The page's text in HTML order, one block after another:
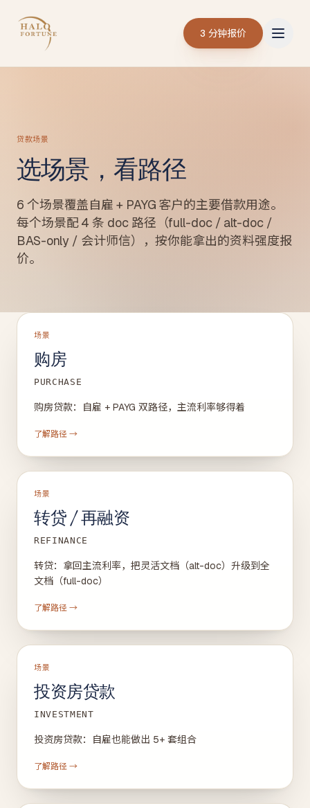
3 分钟报价
贷款场景
选场景，看路径
6 个场景覆盖自雇 + PAYG 客户的主要借款用途。
每个场景配 4 条 doc 路径（full-doc / alt-doc /
BAS-only / 会计师信），按你能拿出的资料强度报
价。
场景
购房
PURCHASE
购房贷款：自雇 + PAYG 双路径，主流利率够得着
了解路径 →
场景
转贷 / 再融资
REFINANCE
转贷：拿回主流利率，把灵活文档（alt-doc）升级到全
文档（full-doc）
了解路径 →
场景
投资房贷款
INVESTMENT
投资房贷款：自雇也能做出 5+ 套组合
了解路径 →